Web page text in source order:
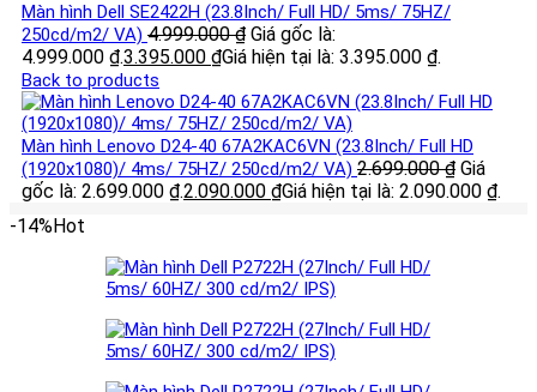
Màn hình Dell SE2422H (23.8Inch/ Full HD/ 5ms/ 75HZ/
250cd/m2/ VA) 4.999.000₫ Giá gốc là:
4.999.000 ₫.3.395.000 ₫Giá hiện tại là: 3.395.000 ₫.
Back to products
Màn hình Lenovo D24-40 67A2KAC6VN (23.8Inch/ Full HD
(1920x1080)/ 4ms/ 75HZ/ 250cd/m2/ VA) 2.699.000₫ Giá
gốc là: 2.699.000 ₫.2.090.000 ₫Giá hiện tại là: 2.090.000 ₫.
-14% Hot